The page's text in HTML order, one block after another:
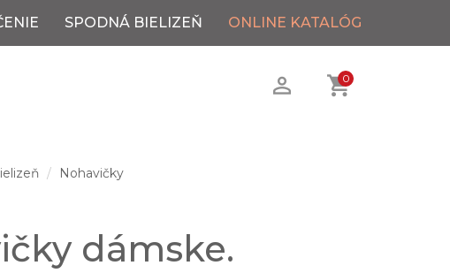
SPODNÁ BIELIZEŇ ONLINE KATALÓG
0
Nohavičky
dámske.